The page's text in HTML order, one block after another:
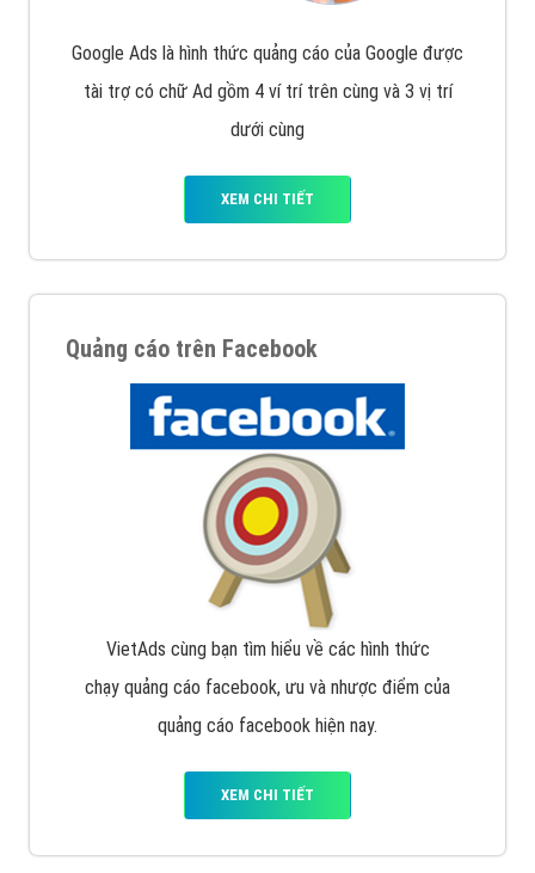
Google Ads là hình thức quảng cáo của Google được
tài trợ có chữ Ad gồm 4 ví trí trên cùng và 3 vị trí
dưới cùng
XEM CHI TIẾT
Quảng cáo trên Facebook
VietAds cùng bạn tìm hiểu về các hình thức
chạy quảng cáo facebook, ưu và nhược điểm của
quảng cáo facebook hiện nay.
XEM CHI TIẾT